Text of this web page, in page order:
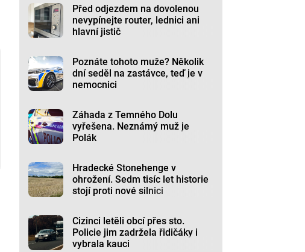
Před odjezdem na dovolenou
nevypínejte router, lednici ani
hlavní jistič
Poznáte tohoto muže? Několik
dní seděl na zastávce, teď je v
nemocnici
Záhada z Temného Dolu
vyřešena. Neznámý muž je
Polák
Hradecké Stonehenge v
ohrožení. Sedm tisíc let historie
stojí proti nové silnici
Cizinci letěli obcí přes sto.
Policie jim zadržela řidičáky i
vybrala kauci